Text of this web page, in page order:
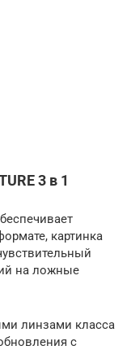
3 в 1
картинка
на ложные
линзами класса
с